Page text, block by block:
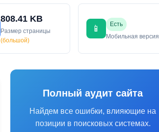
808.41 KB
Размер страницы
(большой)
📱
Есть
Мобильная версия
Полный аудит сайта
Найдем все ошибки, влияющие на
позиции в поисковых системах.